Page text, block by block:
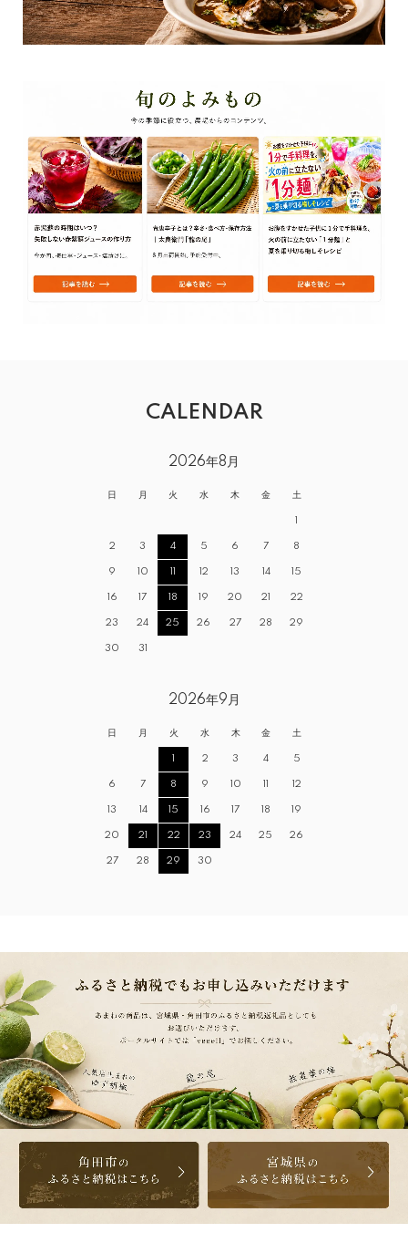
CALENDAR
2026年8月
日 月 火 水 木 金 土
1
2 3 4 5 6 7 8
9 10 11 12 13 14 15
16 17 18 19 20 21 22
23 24 25 26 27 28 29
30 31
2026年9月
日 月 火 水 木 金 土
1 2 3 4 5
6 7 8 9 10 11 12
13 14 15 16 17 18 19
20 21 22 23 24 25 26
27 28 29 30